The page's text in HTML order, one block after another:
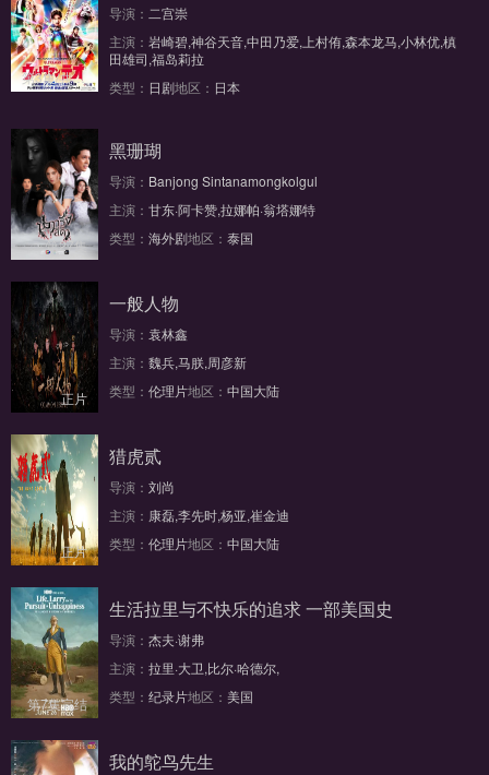
第3集/共26集
导演： 二宫崇
主演： 岩崎碧,神谷天音,中田乃爱,上村侑,森本龙马,小林优,槙
田雄司,福岛莉拉
类型： 日剧地区： 日本
第27集
黑珊瑚
导演： Banjong Sintanamongkolgul
主演： 甘东·阿卡赞,拉娜帕·翁塔娜特
类型： 海外剧地区： 泰国
正片
一般人物
导演： 袁林鑫
主演： 魏兵,马朕,周彦新
类型： 伦理片地区： 中国大陆
正片
猎虎贰
导演： 刘尚
主演： 康磊,李先时,杨亚,崔金迪
类型： 伦理片地区： 中国大陆
第7集完结
生活拉里与不快乐的追求 一部美国史
导演： 杰夫·谢弗
主演： 拉里·大卫,比尔·哈德尔,
类型： 纪录片地区： 美国
我的鸵鸟先生